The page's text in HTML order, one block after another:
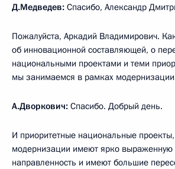
Д.Медведев: Спасибо, Александр
Пожалуйста, Аркадий Владимирович.
об инновационной составляющей, о
национальными проектами и теми
мы занимаемся в рамках
А.Дворкович: Спасибо. Добрый день.
И приоритетные национальные
модернизации имеют ярко выраженную
направленность и имеют большие